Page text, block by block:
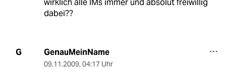
wirklich alle IMs immer und absolut freiwillig
dabei??
G GenauMeinName
09.11.2009, 04:17 Uhr